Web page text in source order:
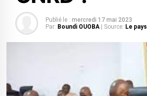
Publié le : mercredi 17 mai 2023
Par: Boundi OUOBA | Source: Le pays